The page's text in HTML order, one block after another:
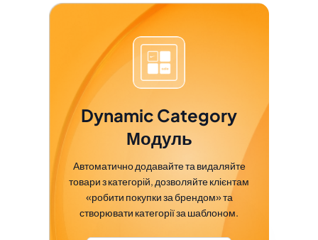
Dynamic Category
Модуль
Автоматично додавайте та видаляйте
товари з категорій, дозволяйте клієнтам
«робити покупки за брендом» та
створювати категорії за шаблоном.